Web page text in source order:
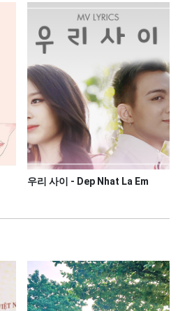
우리 사이 - Dep Nhat La Em